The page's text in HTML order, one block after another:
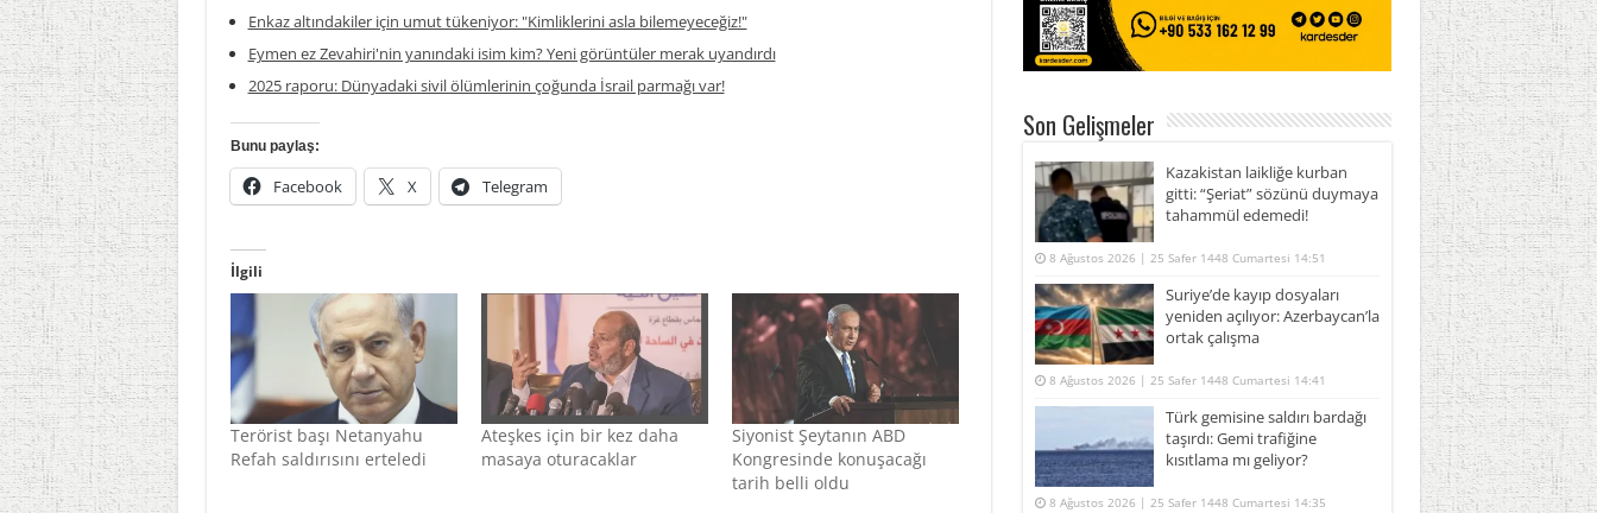
Enkaz altındakiler için umut tükeniyor: "Kimliklerini asla bilemeyeceğiz!"
Eymen ez Zevahiri'nin yanındaki isim kim? Yeni görüntüler merak uyandırdı
2025 raporu: Dünyadaki sivil ölümlerinin çoğunda İsrail parmağı var!
Bunu paylaş:
Facebook X Telegram
İlgili
Terörist başı Netanyahu
Refah saldırısını erteledi
Ateşkes için bir kez daha
masaya oturacaklar
Siyonist Şeytanın ABD
Kongresinde konuşacağı
tarih belli oldu
Son Gelişmeler
Kazakistan laikliğe kurban
gitti: “Şeriat” sözünü duymaya
tahammül edemedi!
8 Ağustos 2026 | 25 Safer 1448 Cumartesi 14:51
Suriye’de kayıp dosyaları
yeniden açılıyor: Azerbaycan’la
ortak çalışma
8 Ağustos 2026 | 25 Safer 1448 Cumartesi 14:41
Türk gemisine saldırı bardağı
taşırdı: Gemi trafiğine
kısıtlama mı geliyor?
8 Ağustos 2026 | 25 Safer 1448 Cumartesi 14:35